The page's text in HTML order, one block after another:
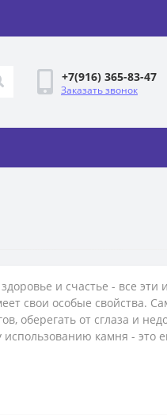
+7(916) 365-83-47
Заказать звонок
и счастье - все
свои особые свойства.
оберегать от сглаза и
камня - это